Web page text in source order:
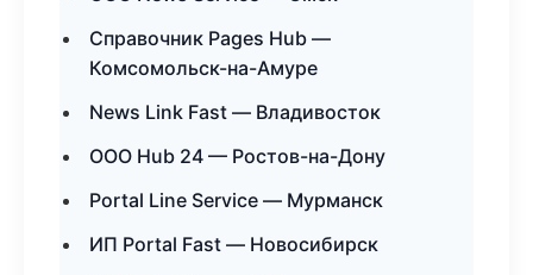
Справочник Pages Hub —
Комсомольск-на-Амуре
News Link Fast — Владивосток
ООО Hub 24 — Ростов-на-Дону
Portal Line Service — Мурманск
ИП Portal Fast — Новосибирск